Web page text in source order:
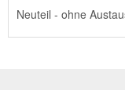
Neuteil - ohne